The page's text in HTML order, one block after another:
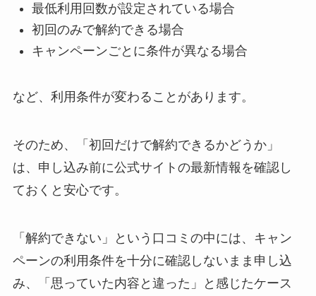
最低利用回数が設定されている場合
初回のみで解約できる場合
キャンペーンごとに条件が異なる場合
など、利用条件が変わることがあります。
そのため、「初回だけで解約できるかどうか」
は、申し込み前に公式サイトの最新情報を確認し
ておくと安心です。
「解約できない」という口コミの中には、キャン
ペーンの利用条件を十分に確認しないまま申し込
み、「思っていた内容と違った」と感じたケース